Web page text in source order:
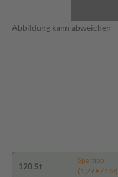
Abbildung kann abweichen
120 St
Spartipp
(1,29 € / 1 St)